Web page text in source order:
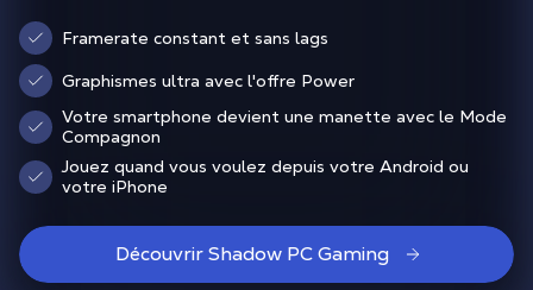
Framerate constant et sans lags
Graphismes ultra avec l'offre Power
Votre smartphone devient une manette avec le Mode
Compagnon
Jouez quand vous voulez depuis votre Android ou
votre iPhone
Découvrir Shadow PC Gaming